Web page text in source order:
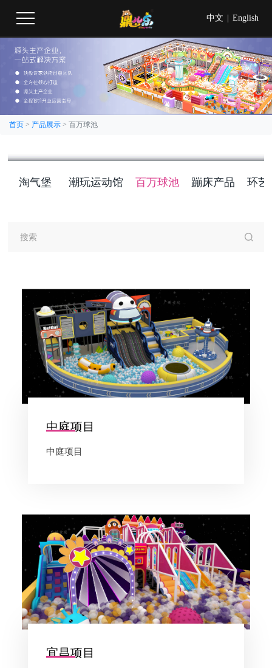
中文 English
首页 > 产品展示 > 百万球池
淘气堡 潮玩运动馆 百万球池 蹦床产品 环艺
中庭项目
中庭项目
宜昌项目